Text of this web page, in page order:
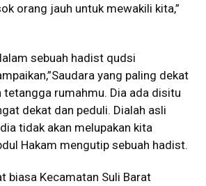
orang jauh untuk mewakili kita,”
sebuah hadist qudsi
yang paling dekat
tetangga rumahmu. Dia ada disitu
dekat dan peduli. Dialah asli
dia tidak akan melupakan kita
Hakam mengutip sebuah hadist.
biasa Kecamatan Suli Barat